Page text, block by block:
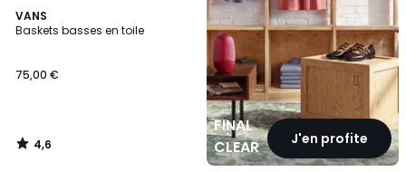
VANS
Baskets basses en toile
75,00 €
4,6
/ 5
4,6
/
FINAL
CLEARANCEJ'en profite